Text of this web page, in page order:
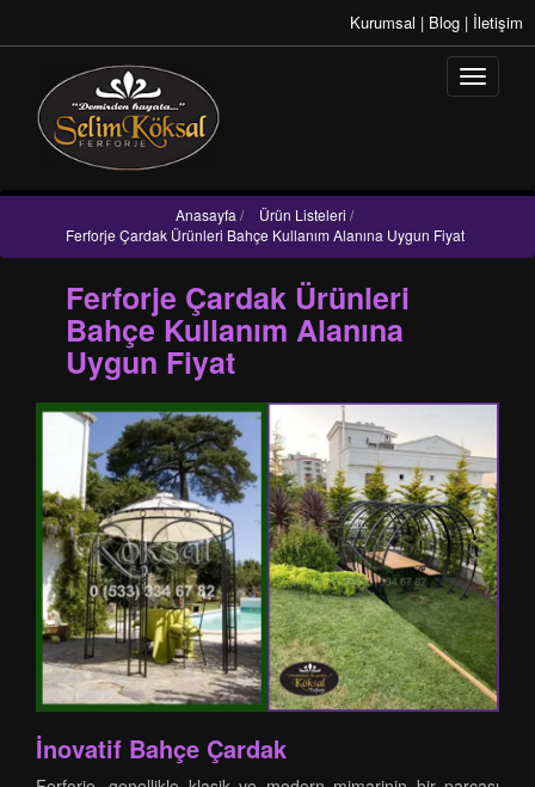
Kurumsal | Blog | İletişim
Anasayfa / Ürün Listeleri /
Ferforje Çardak Ürünleri Bahçe Kullanım Alanına Uygun Fiyat
Ferforje Çardak Ürünleri
Bahçe Kullanım Alanına
Uygun Fiyat
İnovatif Bahçe Çardak